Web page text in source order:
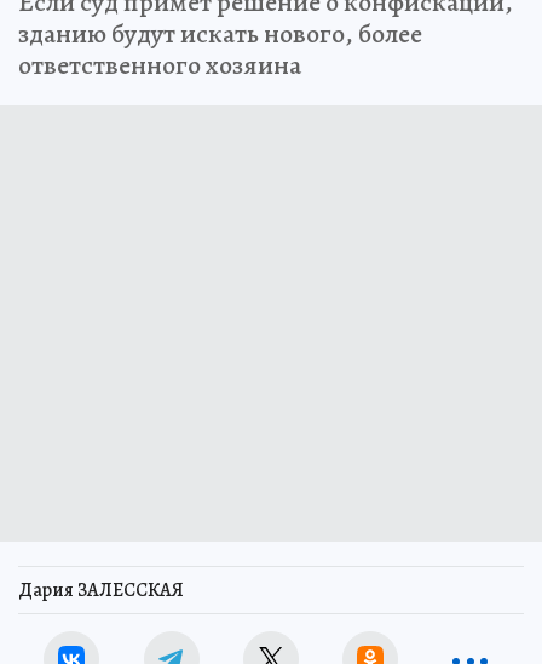
зданию будут искать нового, более
ответственного хозяина
Дария ЗАЛЕССКАЯ